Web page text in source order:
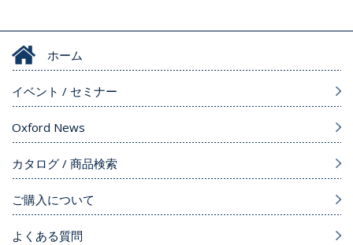
ホーム
イベント / セミナー
Oxford News
カタログ / 商品検索
ご購入について
よくある質問